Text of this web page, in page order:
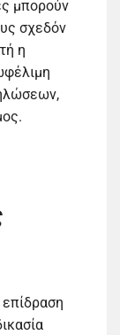
μπορούν
σχεδόν
η